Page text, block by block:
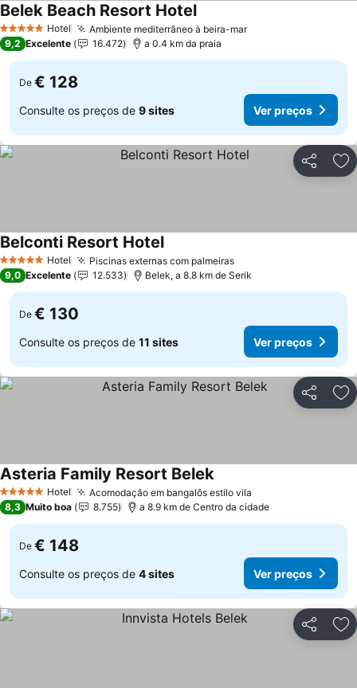
5 Estrelas Hotel Ambiente mediterrâneo à beira-marVer preços
Belek Beach Resort HotelVer preços
9,2 Excelente 16.472 a 0.4 km da praia
De € 128
Consulte os preços de 9 sites Ver preços
Partilhar
5 Estrelas Hotel Piscinas externas com palmeirasVer preços
Belconti Resort HotelVer preços
9,0 Excelente 12.533 Belek, a 8.8 km de Serik
De € 130
Consulte os preços de 11 sites Ver preços
Partilhar
5 Estrelas Hotel Acomodação em bangalôs estilo vila
Asteria Family Resort BelekVer preços
8,3 Muito boa 8.755 a 8.9 km de Centro da cidade
De € 148
Consulte os preços de 4 sites Ver preços
Partilhar